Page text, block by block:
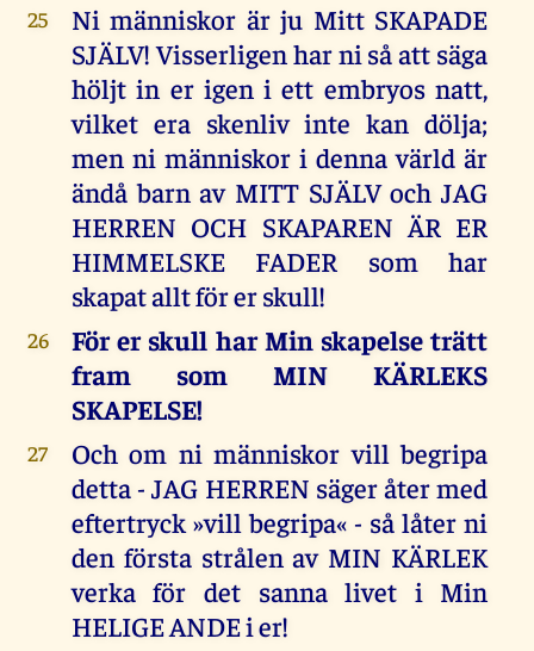
25
Ni människor är ju Mitt SKAPADE
SJÄLV! Visserligen har ni så att säga
höljt in er igen i ett embryos natt,
vilket era skenliv inte kan dölja;
men ni människor i denna värld är
ändå barn av MITT SJÄLV och JAG
HERREN OCH SKAPAREN ÄR ER
HIMMELSKE FADER som har
skapat allt för er skull!
26
För er skull har Min skapelse trätt
fram som MIN KÄRLEKS
SKAPELSE!
27
Och om ni människor vill begripa
detta - JAG HERREN säger åter med
eftertryck »vill begripa« - så låter ni
den första strålen av MIN KÄRLEK
verka för det sanna livet i Min
HELIGE ANDE i er!